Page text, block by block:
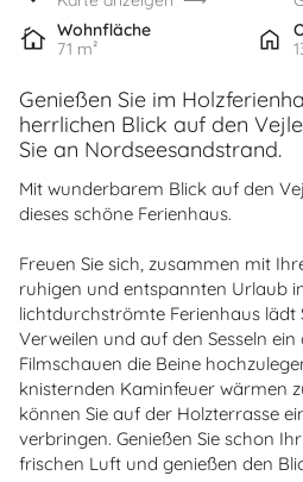
Wohnfläche
71 m²
Genießen Sie im
herrlichen Blick auf den
Sie an Nordseesandstrand.
Mit wunderbarem Blick auf den
dieses schöne Ferienhaus.
Freuen Sie sich, zusammen mit
ruhigen und entspannten Urlaub
lichtdurchströmte Ferienhaus lädt
Verweilen und auf den Sesseln
Filmschauen die Beine
knisternden Kaminfeuer wärmen
können Sie auf der Holzterrasse
verbringen. Genießen Sie schon
frischen Luft und genießen den